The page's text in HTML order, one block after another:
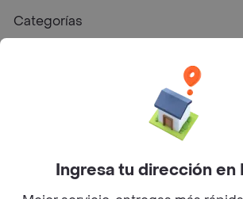
Categorías
Facebook
Twitter
Ingresa tu dirección en